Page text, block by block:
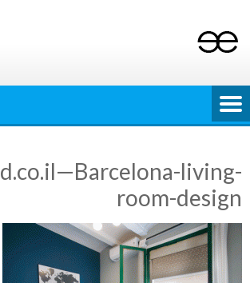
content
living-
room-design